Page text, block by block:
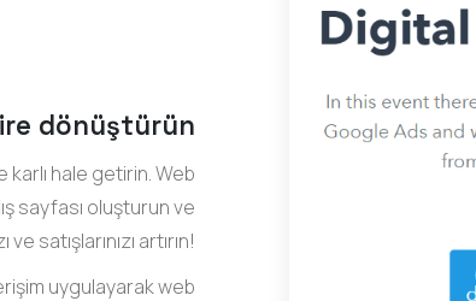
dönüştürün
hale getirin. Web
sayfası oluşturun ve
ve satışlarınızı artırın!
uygulayarak web